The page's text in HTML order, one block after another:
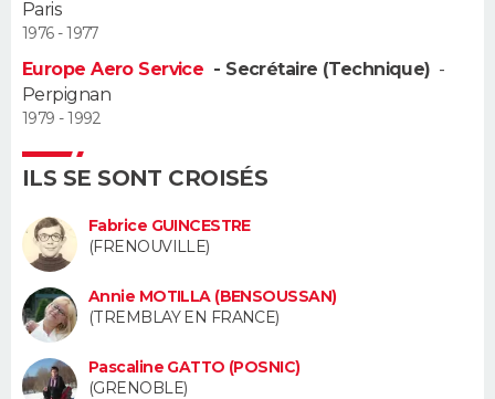
COPAINS D'AVANT
S'inscrire
Se connecter
Lycées
Collèges
Primaires
Universités
Entreprises
Service militaire
Avis de recherche
AVIS DE DÉCÈS
Bricolage
Lifestyle
Culture
Sport
Auto
Television
Voyage
Cinema
Paris
1976 - 1977
Europe Aero Service - Secrétaire (Technique) -
Perpignan
1979 - 1992
ILS SE SONT CROISÉS
Fabrice GUINCESTRE
(FRENOUVILLE)
Annie MOTILLA (BENSOUSSAN)
(TREMBLAY EN FRANCE)
Pascaline GATTO (POSNIC)
(GRENOBLE)